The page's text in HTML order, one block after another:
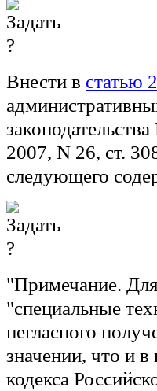
Внести в статью
2007, N 26, ст.
следующего
"Примечание.
"специальные
негласного
значении, что и
кодекса